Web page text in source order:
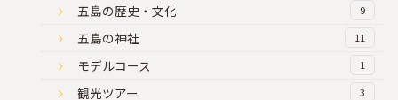
五島の歴史・文化 9
五島の神社 11
モデルコース 1
観光ツアー 3